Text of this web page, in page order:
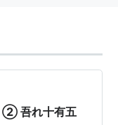
② 吾れ十有五